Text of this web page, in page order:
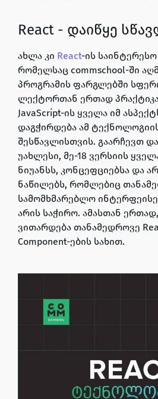
React - დაიწყე
ახლა კი React-ის
რომელსაც commschool-ში
პროგრამის ფარგლებში
ლექტორთან ერთად
JavaScript-ის ყველა იმ
დაგჭირდება ამ
შესწავლისთვის. გაარჩევთ
უახლესი, მე-18 ვერსიის
ნიუანსს, კონცეფციებსა და
ნაწილებს, რომლებიც
სამომხმარებლო
არის საჭირო. ამასთან
ვითარდება თანამედროვე
Component-ების სახით.